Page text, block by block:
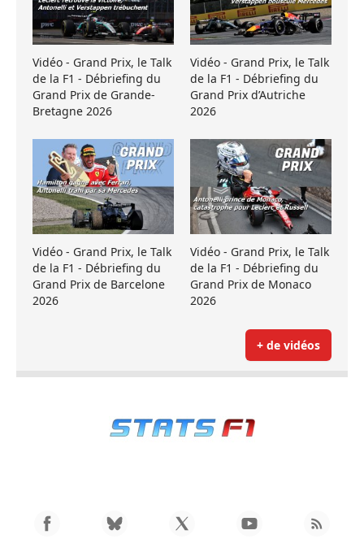
Vidéo - Grand Prix, le Talk
de la F1 - Débriefing du
Grand Prix de Grande-
Bretagne 2026
Vidéo - Grand Prix, le Talk
de la F1 - Débriefing du
Grand Prix d’Autriche
2026
Vidéo - Grand Prix, le Talk
de la F1 - Débriefing du
Grand Prix de Barcelone
2026
Vidéo - Grand Prix, le Talk
de la F1 - Débriefing du
Grand Prix de Monaco
2026
+ de vidéos